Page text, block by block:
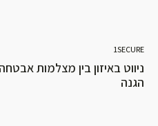
1SECURE
ניווט באיזון בין מצלמות
הגנה